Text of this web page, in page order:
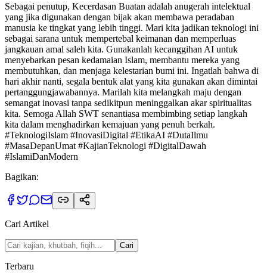
Sebagai penutup, Kecerdasan Buatan adalah anugerah intelektual
yang jika digunakan dengan bijak akan membawa peradaban
manusia ke tingkat yang lebih tinggi. Mari kita jadikan teknologi ini
sebagai sarana untuk mempertebal keimanan dan memperluas
jangkauan amal saleh kita. Gunakanlah kecanggihan AI untuk
menyebarkan pesan kedamaian Islam, membantu mereka yang
membutuhkan, dan menjaga kelestarian bumi ini. Ingatlah bahwa di
hari akhir nanti, segala bentuk alat yang kita gunakan akan dimintai
pertanggungjawabannya. Marilah kita melangkah maju dengan
semangat inovasi tanpa sedikitpun meninggalkan akar spiritualitas
kita. Semoga Allah SWT senantiasa membimbing setiap langkah
kita dalam menghadirkan kemajuan yang penuh berkah.
#TeknologiIslam #InovasiDigital #EtikaAI #DutaIlmu
#MasaDepanUmat #KajianTeknologi #DigitalDawah
#IslamiDanModern
Bagikan:
Cari Artikel
Cari
Terbaru